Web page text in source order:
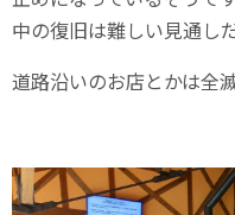
中の復旧は難しい見通し
道路沿いのお店とかは全